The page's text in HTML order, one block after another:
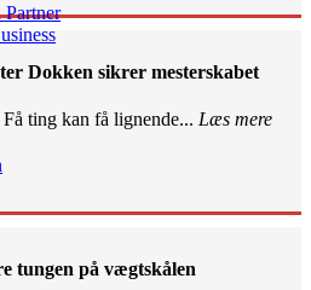
Dokken sikrer mesterskabet
ting kan få lignende... Læs mere
tungen på vægtskålen